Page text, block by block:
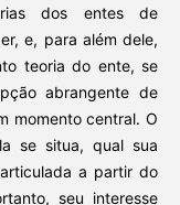
dos entes de
e, para além dele,
teoria do ente, se
abrangente de
momento central. O
se situa, qual sua
a partir do
seu interesse